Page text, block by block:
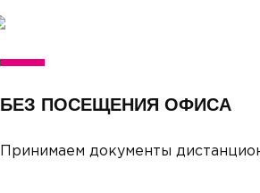
БЕЗ ПОСЕЩЕНИЯ ОФИСА
Принимаем документы